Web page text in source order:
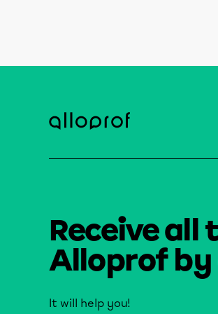
Receive all
Alloprof by
It will help you!